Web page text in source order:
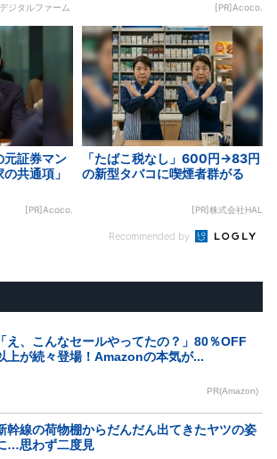
ジタルファーム [PR]Acoco.
元証券マン
共通項」
[PR]Acoco.
「たばこ税なし」600円→83円
の新型タバコに喫煙者群がる
[PR]株式会社HAL
Recommended by
「え、こんなセールやってたの？」80％OFF
上が続々登場！Amazonの本気が...
PR(Amazon)
幹線の荷物棚からだんだん出てきたヤツの姿
…思わず二度見